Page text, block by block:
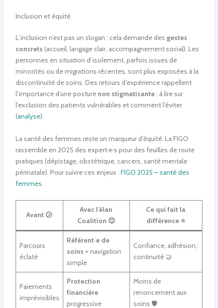
Inclusion et équité
L’inclusion n’est pas un slogan : cela demande des gestes
concrets (accueil, langage clair, accompagnement social). Les
personnes en situation d’isolement, parfois issues de
minorités ou de migrations récentes, sont plus exposées à la
discontinuité de soins. Des retours d’expérience rappellent
l’importance d’une posture non stigmatisante: à lire sur
l’exclusion des patients vulnérables et comment l’éviter
(analyse).
La santé des femmes reste un marqueur d’équité. La FIGO
rassemble en 2025 des expert·e·s pour des feuilles de route
pratiques (dépistage, obstétrique, cancers, santé mentale
périnatale). Pour suivre ces enjeux : FIGO 2025 – santé des
femmes
Avant 😕
Avec l’élan
Coalition 😊
Ce qui fait la
différence ⭐
Parcours
éclaté
Référent·e de
soins + navigation
simple
Confiance, adhésion,
continuité 🤝
Paiements
imprévisibles
Protection
financière
progressive
Moins de
renoncement aux
soins 🛡️